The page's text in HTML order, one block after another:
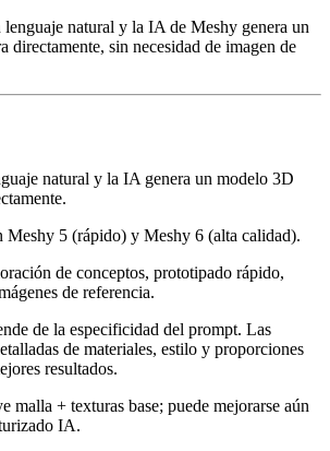
natural y la IA de Meshy genera un
directamente, sin necesidad de imagen de
natural y la IA genera un modelo 3D
Meshy 5 (rápido) y Meshy 6 (alta calidad).
de conceptos, prototipado rápido,
de referencia.
de la especificidad del prompt. Las
de materiales, estilo y proporciones
resultados.
malla + texturas base; puede mejorarse aún
IA.